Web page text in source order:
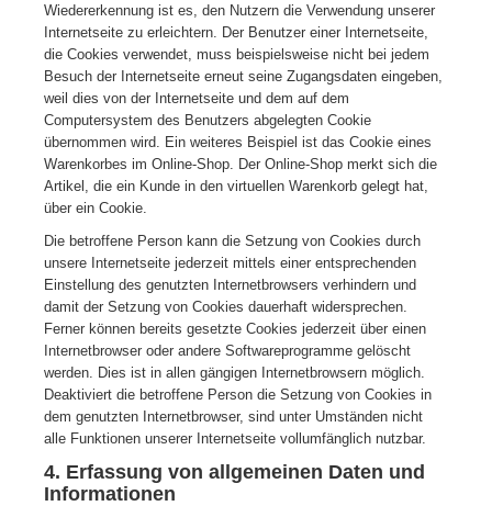
Wiedererkennung ist es, den Nutzern die Verwendung unserer
Internetseite zu erleichtern. Der Benutzer einer Internetseite,
die Cookies verwendet, muss beispielsweise nicht bei jedem
Besuch der Internetseite erneut seine Zugangsdaten eingeben,
weil dies von der Internetseite und dem auf dem
Computersystem des Benutzers abgelegten Cookie
übernommen wird. Ein weiteres Beispiel ist das Cookie eines
Warenkorbes im Online-Shop. Der Online-Shop merkt sich die
Artikel, die ein Kunde in den virtuellen Warenkorb gelegt hat,
über ein Cookie.
Die betroffene Person kann die Setzung von Cookies durch
unsere Internetseite jederzeit mittels einer entsprechenden
Einstellung des genutzten Internetbrowsers verhindern und
damit der Setzung von Cookies dauerhaft widersprechen.
Ferner können bereits gesetzte Cookies jederzeit über einen
Internetbrowser oder andere Softwareprogramme gelöscht
werden. Dies ist in allen gängigen Internetbrowsern möglich.
Deaktiviert die betroffene Person die Setzung von Cookies in
dem genutzten Internetbrowser, sind unter Umständen nicht
alle Funktionen unserer Internetseite vollumfänglich nutzbar.
4. Erfassung von allgemeinen Daten und
Informationen